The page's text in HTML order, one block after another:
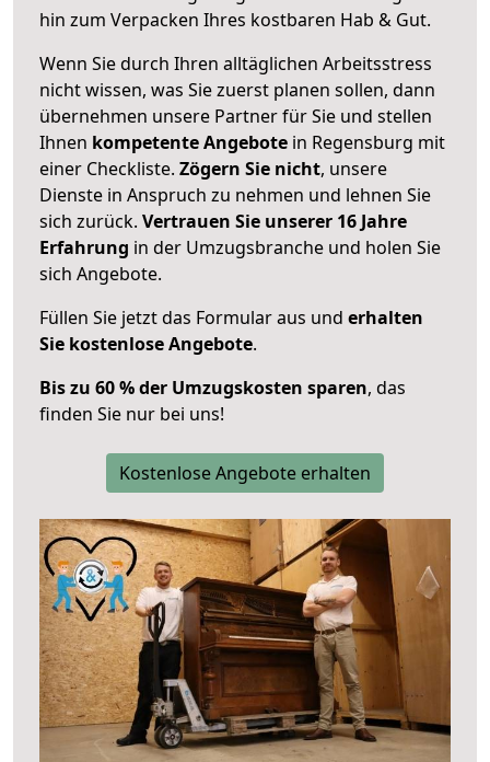
hin zum Verpacken Ihres kostbaren Hab & Gut.
Wenn Sie durch Ihren alltäglichen Arbeitsstress
nicht wissen, was Sie zuerst planen sollen, dann
übernehmen unsere Partner für Sie und stellen
Ihnen kompetente Angebote in Regensburg mit
einer Checkliste. Zögern Sie nicht, unsere
Dienste in Anspruch zu nehmen und lehnen Sie
sich zurück. Vertrauen Sie unserer 16 Jahre
Erfahrung in der Umzugsbranche und holen Sie
sich Angebote.
Füllen Sie jetzt das Formular aus und erhalten
Sie kostenlose Angebote.
Bis zu 60 % der Umzugskosten sparen, das
finden Sie nur bei uns!
Kostenlose Angebote erhalten